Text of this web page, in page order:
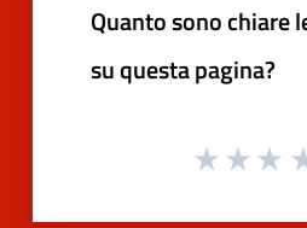
Quanto sono chiare
su questa pagina?